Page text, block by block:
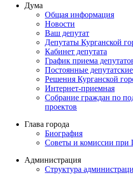
Дума
Общая информация
Новости
Ваш депутат
Депутаты Курганской
Кабинет депутата
График приема
Постоянные
Решения Курганской
Интернет-приемная
Собрание граждан по
проектов
Глава города
Биография
Советы и комиссии при
Администрация
Структура